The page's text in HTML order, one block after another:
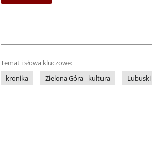
Temat i słowa kluczowe:
kronika
Zielona Góra - kultura